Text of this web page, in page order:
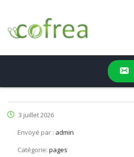
3 juillet 2026
Envoyé par : admin
Catégorie: pages